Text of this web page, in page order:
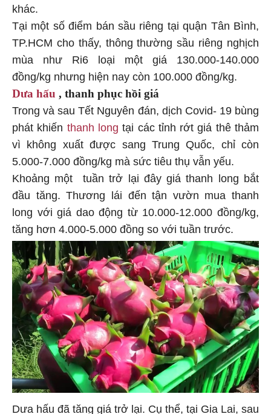
khác.
Tại một số điểm bán sầu riêng tại quận Tân Bình,
TP.HCM cho thấy, thông thường sầu riêng nghịch
mùa như Ri6 loại một giá 130.000-140.000
đồng/kg nhưng hiện nay còn 100.000 đồng/kg.
Dưa hấu , thanh phục hồi giá
Trong và sau Tết Nguyên đán, dịch Covid- 19 bùng
phát khiến thanh longtại các tỉnh rớt giá thê thảm
vì không xuất được sang Trung Quốc, chỉ còn
5.000-7.000 đồng/kg mà sức tiêu thụ vẫn yếu.
Khoảng một tuần trở lại đây giá thanh long bắt
đầu tăng. Thương lái đến tận vườn mua thanh
long với giá dao động từ 10.000-12.000 đồng/kg,
tăng hơn 4.000-5.000 đồng so với tuần trước.
Dưa hấu đã tăng giá trở lại. Cụ thể, tại Gia Lai, sau